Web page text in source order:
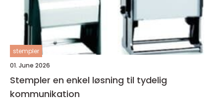
stempler
01. June 2026
Stempler en enkel løsning til tydelig
kommunikation